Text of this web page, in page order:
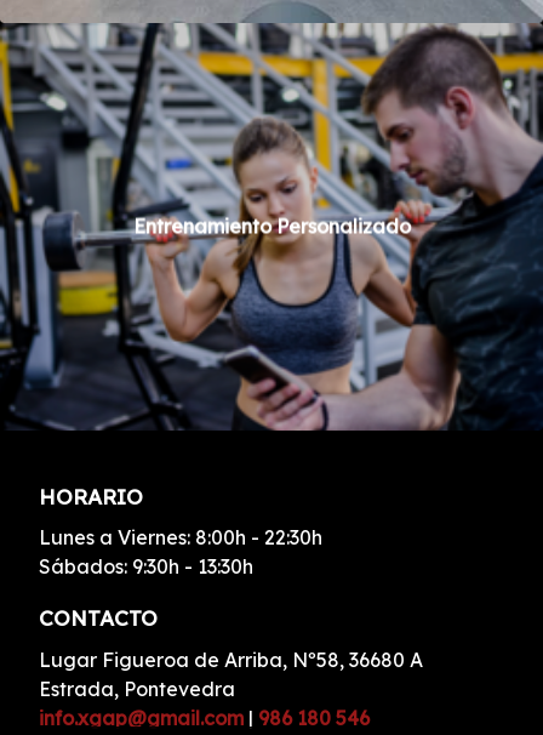
Entrenamiento Personalizado
HORARIO
Lunes a Viernes: 8:00h - 22:30h
Sábados: 9:30h - 13:30h
CONTACTO
Lugar Figueroa de Arriba, Nº58, 36680 A
Estrada, Pontevedra
info.xgap@gmail.com | 986 180 546